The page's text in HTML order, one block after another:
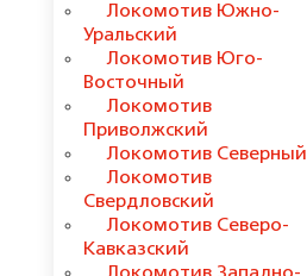
Локомотив Южно-
Уральский
Локомотив Юго-
Восточный
Локомотив
Приволжский
Локомотив Северный
Локомотив
Свердловский
Локомотив Северо-
Кавказский